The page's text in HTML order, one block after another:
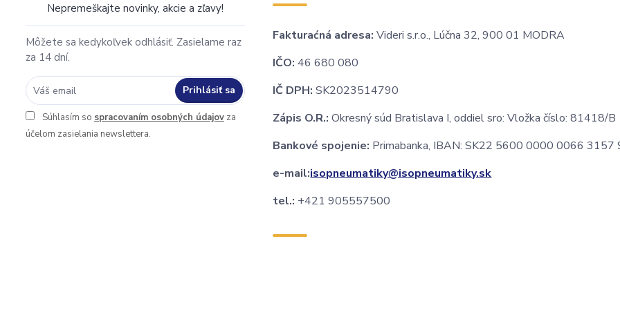
Nepremeškajte novinky, akcie a zľavy!
Môžete sa kedykoľvek odhlásiť. Zasielame raz
za 14 dní.
Prihlásiť sa
Súhlasím so spracovaním osobných údajov za
účelom zasielania newslettera.
Fakturaćná adresa: Videri s.r.o., Lúčna 32, 900 01 MODRA
IČO: 46 680 080
IČ DPH: SK2023514790
Zápis O.R.: Okresný súd Bratislava I, oddiel sro: Vložka číslo: 81418/B
Bankové spojenie: Primabanka, IBAN: SK22 5600 0000 0066 3157
e-mail:isopneumatiky@isopneumatiky.sk
tel.: +421 905557500